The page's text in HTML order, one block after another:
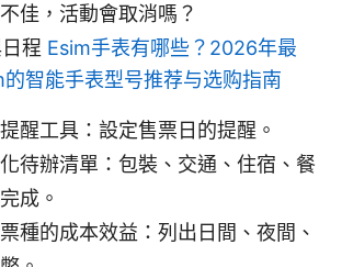
佳，活動會取消嗎？
程 Esim手表有哪些？2026年最
智能手表型号推荐与选购指南
醒工具：設定售票日的提醒。
待辦清單：包裝、交通、住宿、餐
成。
種的成本效益：列出日間、夜間、